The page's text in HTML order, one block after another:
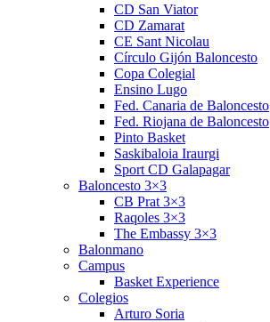
CD San Viator
CD Zamarat
CE Sant Nicolau
Círculo Gijón Baloncesto
Copa Colegial
Ensino Lugo
Fed. Canaria de Baloncesto
Fed. Riojana de Baloncesto
Pinto Basket
Saskibaloia Iraurgi
Sport CD Galapagar
Baloncesto 3×3
CB Prat 3×3
Raqoles 3×3
The Embassy 3×3
Balonmano
Campus
Basket Experience
Colegios
Arturo Soria